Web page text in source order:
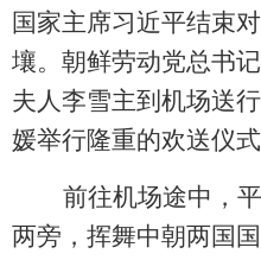
国家主席习近平结束
壤。朝鲜劳动党总书
夫人李雪主到机场送
媛举行隆重的欢送仪式
前往机场途中，
两旁，挥舞中朝两国